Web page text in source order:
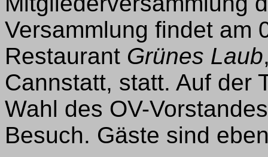
Versammlung findet am
Restaurant Grünes Laub
Cannstatt, statt. Auf der
Wahl des OV-
Besuch. Gäste sind